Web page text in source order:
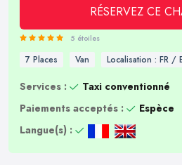
RÉSERVEZ CE
5 étoiles
7 Places Van Localisation : FR /
Services :
Taxi conventionné
Paiements acceptés :
Espèce
Langue(s) :